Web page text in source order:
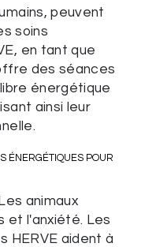
peuvent
soins
en tant que
des séances
énergétique
ainsi leur
ÉNERGÉTIQUES POUR
Les animaux
et l'anxiété. Les
HERVE aident à